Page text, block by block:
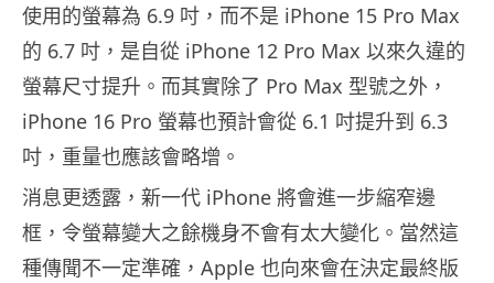
使用的螢幕為 6.9 吋，而不是 iPhone 15 Pro Max
的 6.7 吋，是自從 iPhone 12 Pro Max 以來久違的
螢幕尺寸提升。而其實除了 Pro Max 型號之外，
iPhone 16 Pro 螢幕也預計會從 6.1 吋提升到 6.3
吋，重量也應該會略增。
消息更透露，新一代 iPhone 將會進一步縮窄邊
框，令螢幕變大之餘機身不會有太大變化。當然這
種傳聞不一定準確，Apple 也向來會在決定最終版